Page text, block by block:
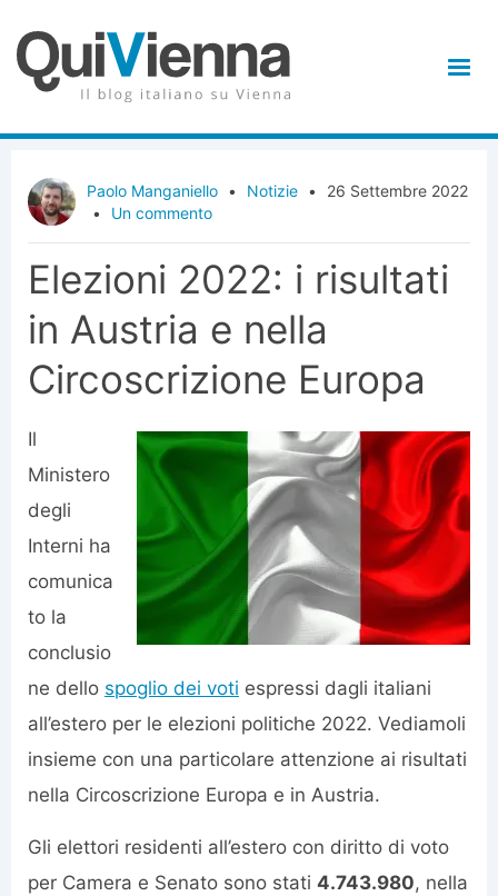
Paolo Manganiello • Notizie •
26 Settembre 2022
•
Un commento
Elezioni 2022: i risultati
in Austria e nella
Circoscrizione Europa
Il
Ministero
degli
Interni ha
comunica
to la
conclusio
ne dello spoglio dei voti espressi dagli italiani
all’estero per le elezioni politiche 2022. Vediamoli
insieme con una particolare attenzione ai risultati
nella Circoscrizione Europa e in Austria.
Gli elettori residenti all’estero con diritto di voto
per Camera e Senato sono stati 4.743.980, nella